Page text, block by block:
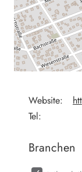
Website:
Tel:
Branchen